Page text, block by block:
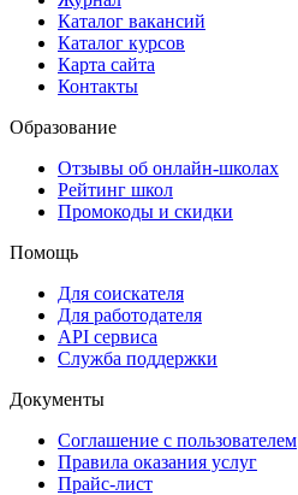
Каталог вакансий
Каталог курсов
Карта сайта
Контакты
Образование
Отзывы об онлайн-школах
Рейтинг школ
Промокоды и скидки
Помощь
Для соискателя
Для работодателя
API сервиса
Служба поддержки
Документы
Соглашение с пользователем
Правила оказания услуг
Прайс-лист